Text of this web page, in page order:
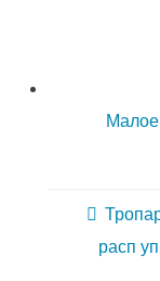
Малое
расп